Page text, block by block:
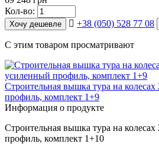
Кол-во:
Хочу дешевле +38 (050) 528 77 08
С этим товаром просматривают
Строительная вышка тура на
профиль, комплект 1+9
Информация о продукте
Строительная вышка тура на
профиль, комплект 1+10